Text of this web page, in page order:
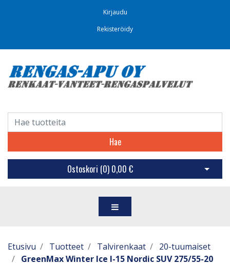
Kirjaudu
Rekisteröidy
Hae
Ostoskori (0) 0,00 € Avaa
Etusivu Tuotteet Talvirenkaat
20-tuumaiset
GreenMax Winter Ice I-15 Nordic SUV 275/55-20